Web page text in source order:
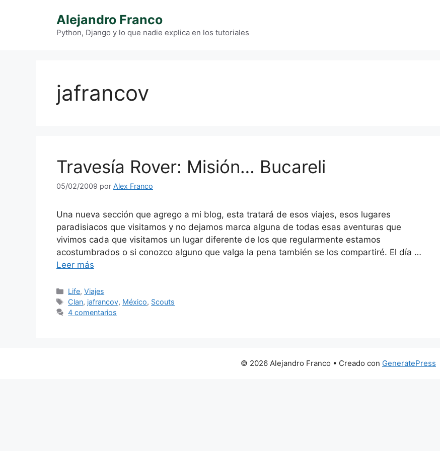
Alejandro Franco
Python, Django y lo que nadie explica en los tutoriales
jafrancov
Travesía Rover: Misión… Bucareli
05/02/2009 por Alex Franco
Una nueva sección que agrego a mi blog, esta tratará de esos viajes, esos lugares
paradisiacos que visitamos y no dejamos marca alguna de todas esas aventuras que
vivimos cada que visitamos un lugar diferente de los que regularmente estamos
acostumbrados o si conozco alguno que valga la pena también se los compartiré. El día …
Leer más
Categorías
Life,Viajes
Etiquetas
Clan, jafrancov, México, Scouts
4 comentarios
© 2026 Alejandro Franco • Creado con GeneratePress